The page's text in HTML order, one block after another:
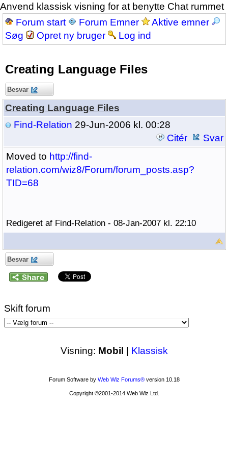
Anvend klassisk visning for at benytte Chat rummet
Forum start
Forum Emner
Aktive emner
Søg
Opret ny bruger Log ind
Creating Language Files
Besvar
Creating Language Files
Find-Relation 29-Jun-2006 kl. 00:28
Citér
Svar
Moved to http://find-
relation.com/wiz8/Forum/forum_posts.asp?
TID=68
Redigeret af Find-Relation - 08-Jan-2007 kl. 22:10
Besvar
Skift forum
Visning: Mobil | Klassisk
Forum Software by Web Wiz Forums®version 10.18
Copyright ©2001-2014 Web Wiz Ltd.